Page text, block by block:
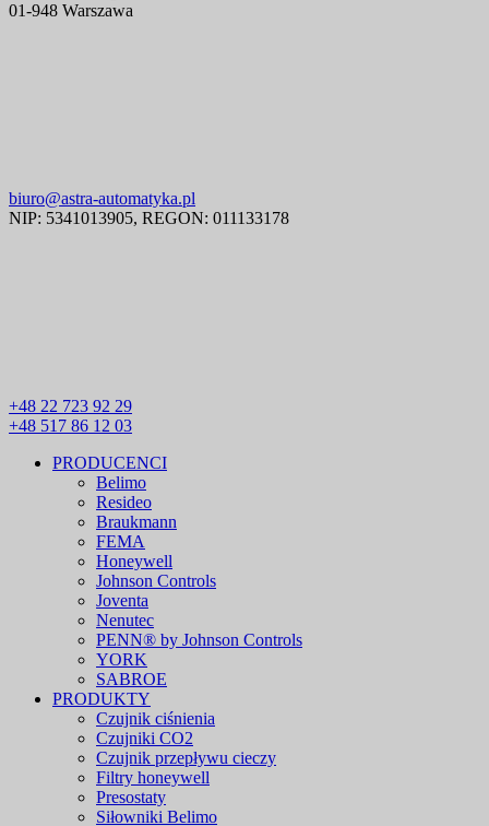
01-948 Warszawa
biuro@astra-automatyka.pl
NIP: 5341013905, REGON: 011133178
+48 22 723 92 29
+48 517 86 12 03
PRODUCENCI
Belimo
Resideo
Braukmann
FEMA
Honeywell
Johnson Controls
Joventa
Nenutec
PENN® by Johnson Controls
YORK
SABROE
PRODUKTY
Czujnik ciśnienia
Czujniki CO2
Czujnik przepływu cieczy
Filtry honeywell
Presostaty
Siłowniki Belimo